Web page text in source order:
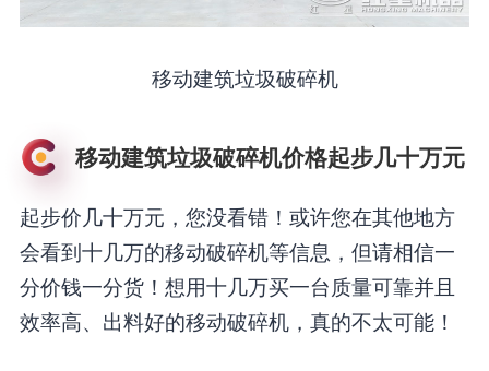
移动建筑垃圾破碎机
移动建筑垃圾破碎机价格起步几十万元
起步价几十万元，您没看错！或许您在其他地方
会看到十几万的移动破碎机等信息，但请相信一
分价钱一分货！想用十几万买一台质量可靠并且
效率高、出料好的移动破碎机，真的不太可能！